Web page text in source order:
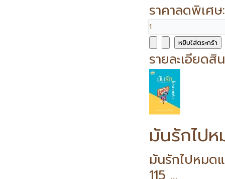
ราคาลดพิเศ
รายละเอียดสิ
มันรักไป
มันรักไปหม